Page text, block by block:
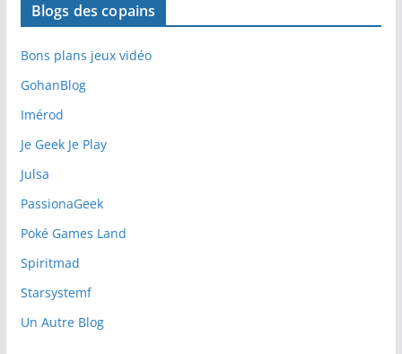
Blogs des copains
Bons plans jeux vidéo
GohanBlog
Imérod
Je Geek Je Play
Julsa
PassionaGeek
Poké Games Land
Spiritmad
Starsystemf
Un Autre Blog